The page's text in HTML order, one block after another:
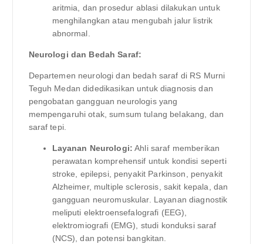
aritmia, dan prosedur ablasi dilakukan untuk
menghilangkan atau mengubah jalur listrik
abnormal.
Neurologi dan Bedah Saraf:
Departemen neurologi dan bedah saraf di RS Murni
Teguh Medan didedikasikan untuk diagnosis dan
pengobatan gangguan neurologis yang
mempengaruhi otak, sumsum tulang belakang, dan
saraf tepi.
Layanan Neurologi: Ahli saraf memberikan
perawatan komprehensif untuk kondisi seperti
stroke, epilepsi, penyakit Parkinson, penyakit
Alzheimer, multiple sclerosis, sakit kepala, dan
gangguan neuromuskular. Layanan diagnostik
meliputi elektroensefalografi (EEG),
elektromiografi (EMG), studi konduksi saraf
(NCS), dan potensi bangkitan.